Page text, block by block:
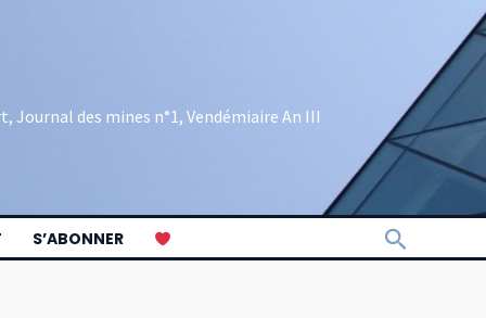
Journal des mines n°1, Vendémiaire An III
S’ABONNER